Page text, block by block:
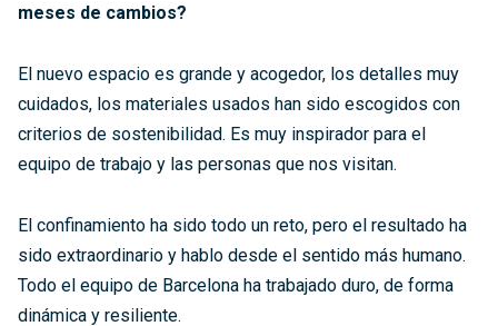
meses de cambios?
El nuevo espacio es grande y acogedor, los detalles muy
cuidados, los materiales usados han sido escogidos con
criterios de sostenibilidad. Es muy inspirador para el
equipo de trabajo y las personas que nos visitan.
El confinamiento ha sido todo un reto, pero el resultado ha
sido extraordinario y hablo desde el sentido más humano.
Todo el equipo de Barcelona ha trabajado duro, de forma
dinámica y resiliente.